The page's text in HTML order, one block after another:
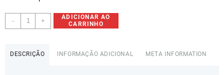
-
Kit
Reparação
Injetor
Renault
+
ADICIONAR AO
CARRINHO
DESCRIÇÃO INFORMAÇÃO ADICIONAL META INFORMATION